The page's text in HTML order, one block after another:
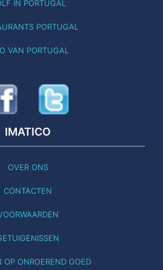
IN PORTUGAL
PORTUGAL
VAN PORTUGAL
IMATICO
OVER ONS
CONTACTEN
OP ONROEREND GOED